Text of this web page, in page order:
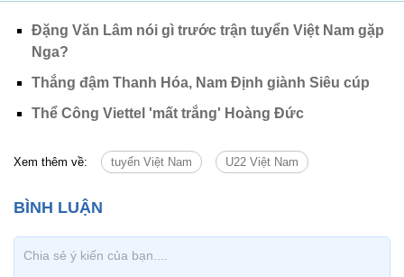
Đặng Văn Lâm nói gì trước trận tuyển Việt Nam gặp
Nga?
Thắng đậm Thanh Hóa, Nam Định giành Siêu cúp
Thể Công Viettel 'mất trắng' Hoàng Đức
Xem thêm về: tuyển Việt Nam U22 Việt Nam